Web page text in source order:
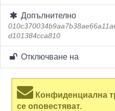
Допълнително
d101384cca810
Отключване на
Конфиденциална
се оповестяват.